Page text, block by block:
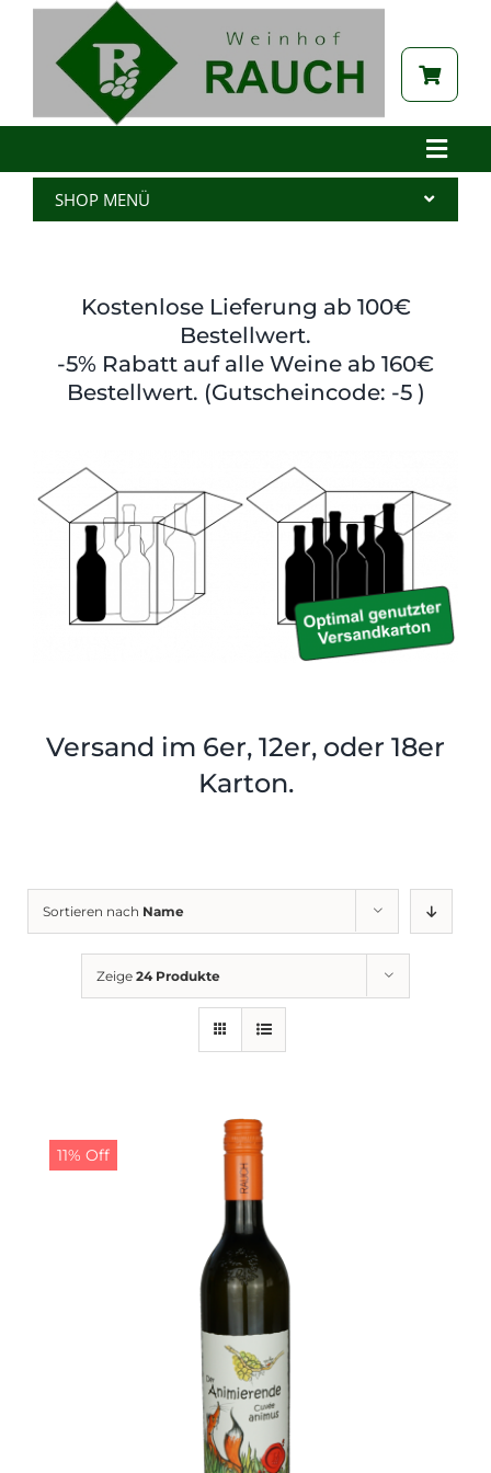
Zum
springen
Toggle
Brennerei
Tabak
Shop
SHOP MENÜ
Edelbrand
Kernöl
Tabak
Zubehör
Kostenlose Lieferung ab 100€
Bestellwert.
-5% Rabatt auf alle Weine ab 160€
Bestellwert. (Gutscheincode: -5 )
Versand im 6er, 12er, oder 18er
Karton.
Sortieren nach Name
Zeige 24 Produkte
11% Off